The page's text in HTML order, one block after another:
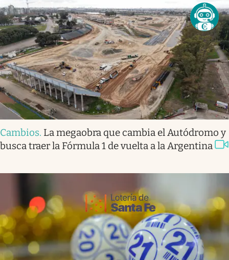
Cambios. La megaobra que cambia el Autódromo y
busca traer la Fórmula 1 de vuelta a la Argentina